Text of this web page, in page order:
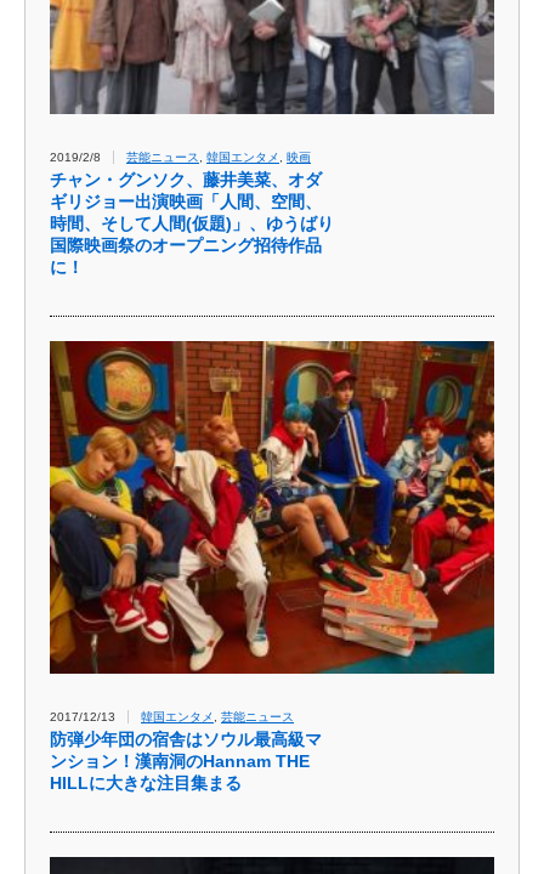
2019/2/8 芸能ニュース 韓国エンタメ 映画
チャン・グンソク、藤井美菜、オダ
ギリジョー出演映画「人間、空間、
時間、そして人間(仮題)」、ゆうばり
国際映画祭のオープニング招待作品
に！
2017/12/13 韓国エンタメ 芸能ニュース
防弾少年団の宿舎はソウル最高級マ
ンション！漢南洞のHannam THE
HILLに大きな注目集まる